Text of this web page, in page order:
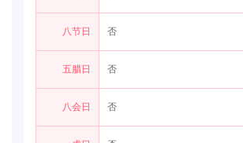
八节日 否
五腊日 否
八会日 否